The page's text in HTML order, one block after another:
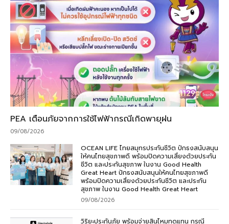
PEA เตือนภัยจากการใช้ไฟฟ้ากรณีเกิดพายุฝน
09/08/2026
OCEAN LIFE ไทยสมุทรประกันชีวิต ปักธงสนับสนุน
ให้คนไทยสุขภาพดี พร้อมปิดความเสี่ยงด้วยประกัน
ชีวิต และประกันสุขภาพ ในงาน Good Health
Great Heart ปักธงสนับสนุนให้คนไทยสุขภาพดี
พร้อมปิดความเสี่ยงด้วยประกันชีวิต และประกัน
สุขภาพ ในงาน Good Health Great Heart
09/08/2026
วิริยะประกันภัย พร้อมจ่ายสินไหมทดแทน กรณี